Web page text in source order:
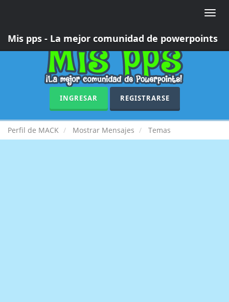
Toggle
Mis pps - La mejor comunidad de powerpoints
INGRESAR REGISTRARSE
Perfil de MACK Mostrar Mensajes Temas